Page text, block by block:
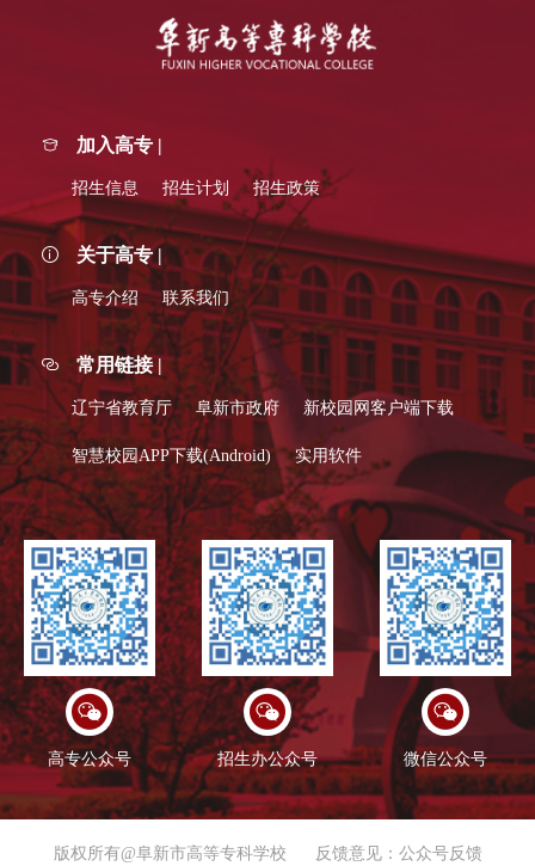
加入高专 |
招生信息 招生计划 招生政策
关于高专 |
高专介绍 联系我们
常用链接 |
辽宁省教育厅 阜新市政府 新校园网客户端下载
智慧校园APP下载(Android) 实用软件
高专公众号 招生办公众号 微信公众号
版权所有@阜新市高等专科学校 反馈意见：公众号反馈